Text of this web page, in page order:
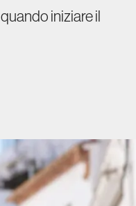
iniziare il